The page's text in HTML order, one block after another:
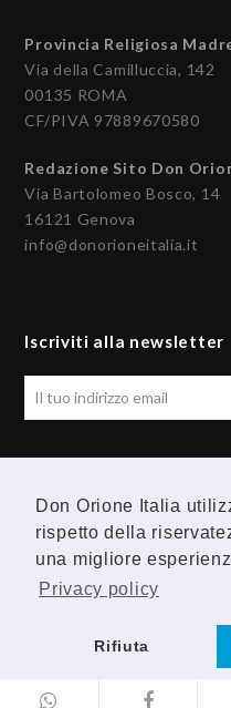
Don Orione Italia
rispetto della
una migliore
Privacy policy
Rifiuta
Provincia Religiosa
Via della Camilluccia, 142
00135 ROMA
CF/PIVA 97889670580
Redazione Sito Don
Via Bartolomeo Bosco, 14
16121 Genova
info@donorioneitalia.it
Iscriviti alla newsletter
F
b
Y
o
t
© 2026 Provincia